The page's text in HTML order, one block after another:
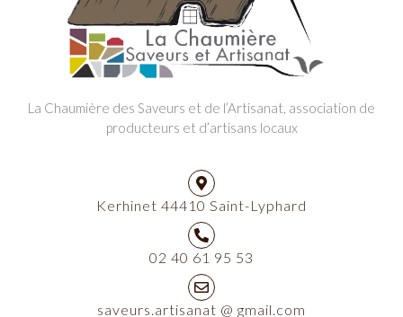
La Chaumière des Saveurs et de l’Artisanat, association de
producteurs et d’artisans locaux
Kerhinet 44410 Saint-Lyphard
02 40 61 95 53
saveurs.artisanat @ gmail.com